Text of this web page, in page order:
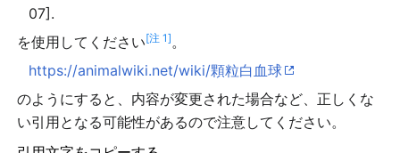
07].
を使用してください[注 1]。
https://animalwiki.net/wiki/顆粒白血球
のようにすると、内容が変更された場合など、正しくな
い引用となる可能性があるので注意してください。